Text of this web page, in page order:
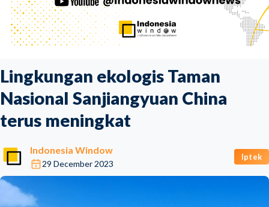
Lingkungan ekologis Taman
Nasional Sanjiangyuan China
terus meningkat
Indonesia Window
29 December 2023
Iptek